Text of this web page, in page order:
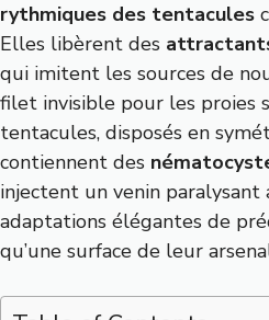
rythmiques des tentacules
Elles libèrent des
qui imitent les sources de
filet invisible pour les proies
tentacules, disposés en
contiennent des
injectent un venin paralysant
adaptations élégantes de
qu’une surface de leur